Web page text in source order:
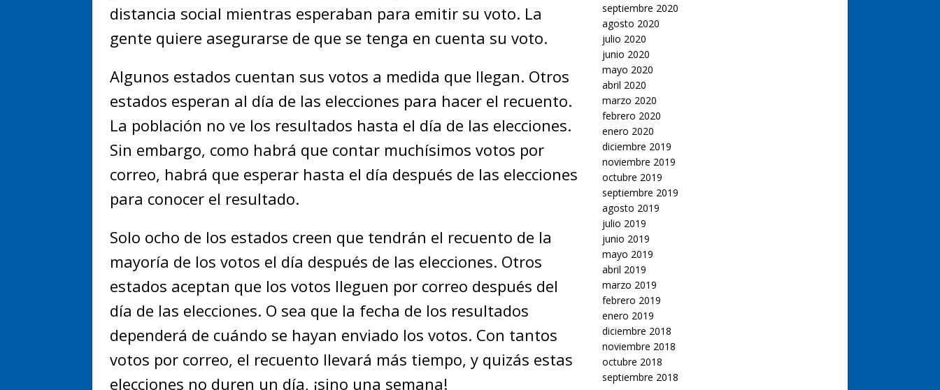
distancia social mientras esperaban para emitir su voto. La
gente quiere asegurarse de que se tenga en cuenta su voto.
Algunos estados cuentan sus votos a medida que llegan. Otros
estados esperan al día de las elecciones para hacer el recuento.
La población no ve los resultados hasta el día de las elecciones.
Sin embargo, como habrá que contar muchísimos votos por
correo, habrá que esperar hasta el día después de las elecciones
para conocer el resultado.
Solo ocho de los estados creen que tendrán el recuento de la
mayoría de los votos el día después de las elecciones. Otros
estados aceptan que los votos lleguen por correo después del
día de las elecciones. O sea que la fecha de los resultados
dependerá de cuándo se hayan enviado los votos. Con tantos
votos por correo, el recuento llevará más tiempo, y quizás estas
elecciones no duren un día, ¡sino una semana!
septiembre 2020
agosto 2020
julio 2020
junio 2020
mayo 2020
abril 2020
marzo 2020
febrero 2020
enero 2020
diciembre 2019
noviembre 2019
octubre 2019
septiembre 2019
agosto 2019
julio 2019
junio 2019
mayo 2019
abril 2019
marzo 2019
febrero 2019
enero 2019
diciembre 2018
noviembre 2018
octubre 2018
septiembre 2018